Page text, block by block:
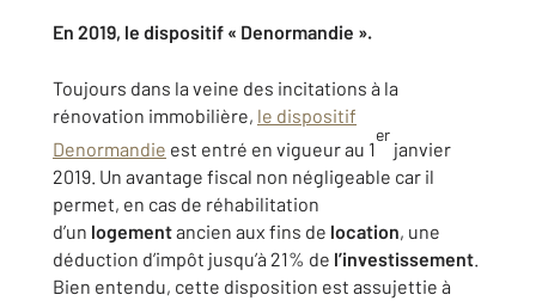
En 2019, le dispositif « Denormandie ».
Toujours dans la veine des incitations à la
rénovation immobilière, le dispositif
Denormandie est entré en vigueur au 1
er
janvier
2019. Un avantage fiscal non négligeable car il
permet, en cas de réhabilitation
d’un logementancien aux fins de location, une
déduction d’impôt jusqu’à 21% de l’investissement.
Bien entendu, cette disposition est assujettie à